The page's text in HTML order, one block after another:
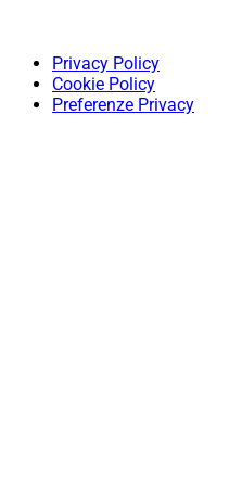
Privacy Policy
Cookie Policy
Preferenze Privacy